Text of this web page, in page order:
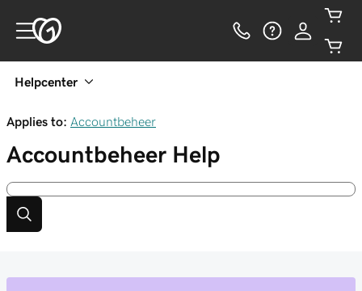
Helpcenter
Applies to: Accountbeheer
Accountbeheer Help